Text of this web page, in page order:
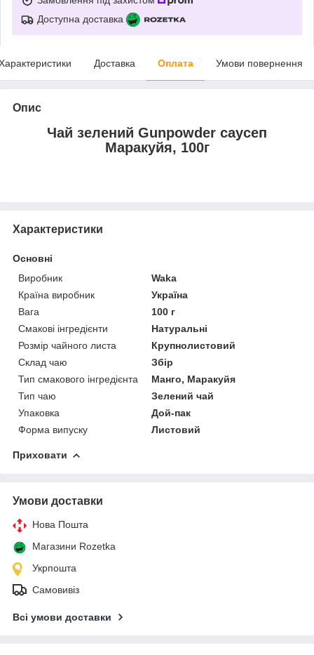
Доступна доставка
Доставка Оплата Умови повернення
Опис
Чай зелений Gunpowder саусеп
Маракуйя, 100г
Характеристики
Основні
Виробник
Waka
Країна виробник
Україна
Вага
100 г
Смакові інгредієнти
Натуральні
Розмір чайного листа
Крупнолистовий
Склад чаю
Збір
Тип смакового інгредієнта
Манго, Маракуйя
Тип чаю
Зелений чай
Упаковка
Дой-пак
Форма випуску
Листовий
Приховати
Умови доставки
Нова Пошта
Магазини Rozetka
Укрпошта
Самовивіз
Всі умови доставки